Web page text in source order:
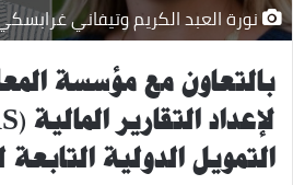
نورة العبد الكريم وتيفاني
بالتعاون مع مؤسسة
لإعداد التقارير المالية (IFRS)
التمويل الدولية